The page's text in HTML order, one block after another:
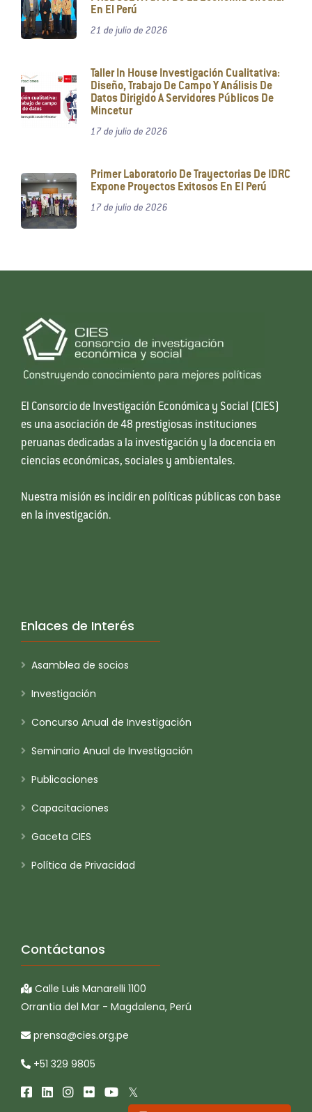
En El Perú
21 de julio de 2026
Taller In House Investigación Cualitativa:
Diseño, Trabajo De Campo Y Análisis De
Datos Dirigido A Servidores Públicos De
Mincetur
17 de julio de 2026
Primer Laboratorio De Trayectorias De IDRC
Expone Proyectos Exitosos En El Perú
17 de julio de 2026
El Consorcio de Investigación Económica y Social (CIES)
es una asociación de 48 prestigiosas instituciones
peruanas dedicadas a la investigación y la docencia en
ciencias económicas, sociales y ambientales.
Nuestra misión es incidir en políticas públicas con base
en la investigación.
Enlaces de Interés
Asamblea de socios
Investigación
Concurso Anual de Investigación
Seminario Anual de Investigación
Publicaciones
Capacitaciones
Gaceta CIES
Política de Privacidad
Contáctanos
Calle Luis Manarelli 1100
Orrantia del Mar - Magdalena, Perú
prensa@cies.org.pe
+51 329 9805